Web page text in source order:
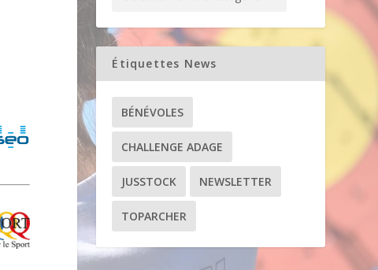
Étiquettes News
BÉNÉVOLES
CHALLENGE ADAGE
JUSSTOCK NEWSLETTER
TOPARCHER